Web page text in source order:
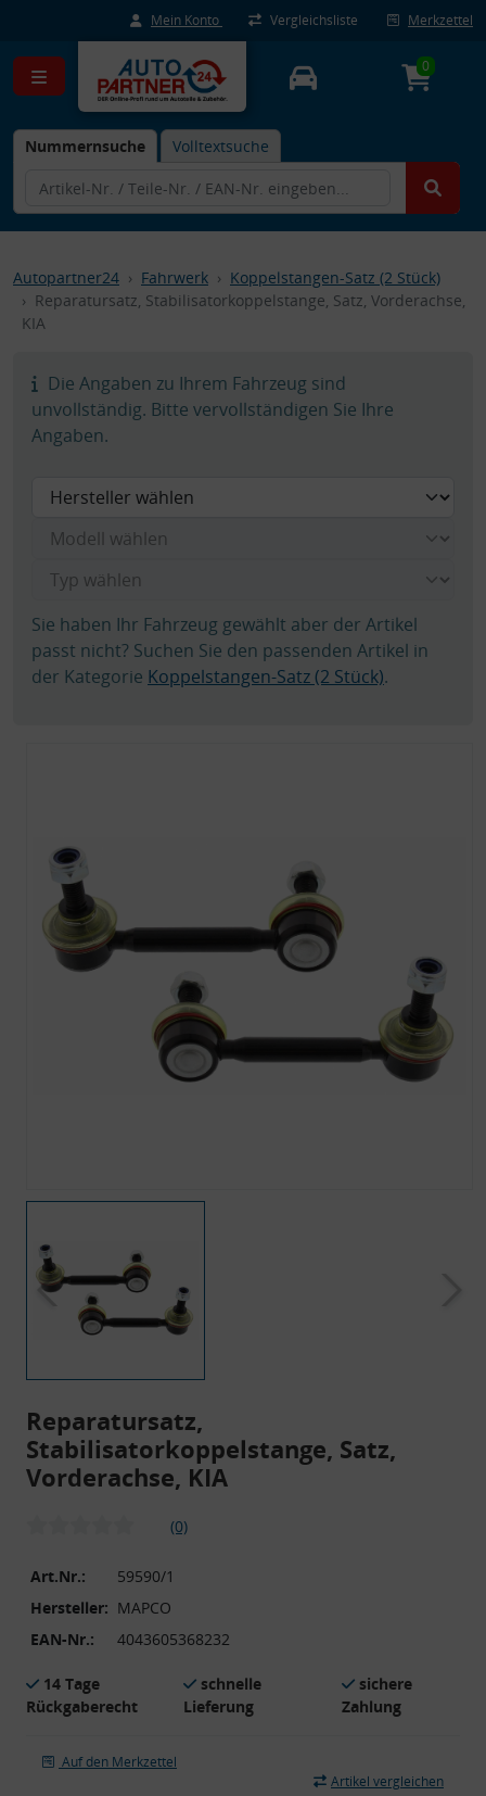
Mein Konto Vergleichsliste Merkzettel
Nummernsuche Volltextsuche
0
Autopartner24 Fahrwerk
Koppelstangen-Satz (2 Stück)
Reparatursatz, Stabilisatorkoppelstange, Satz, Vorderachse,
KIA
Die Angaben zu Ihrem Fahrzeug sind
unvollständig. Bitte vervollständigen Sie Ihre
Angaben.
Sie haben Ihr Fahrzeug gewählt aber der Artikel
passt nicht? Suchen Sie den passenden Artikel in
der Kategorie Koppelstangen-Satz (2 Stück).
Reparatursatz,
Stabilisatorkoppelstange, Satz,
Vorderachse, KIA
(0)
Art.Nr.:
59590/1
Hersteller: MAPCO
EAN-Nr.:
4043605368232
14 Tage
Rückgaberecht
schnelle
Lieferung
sichere
Zahlung
Auf den Merkzettel
Artikel vergleichen